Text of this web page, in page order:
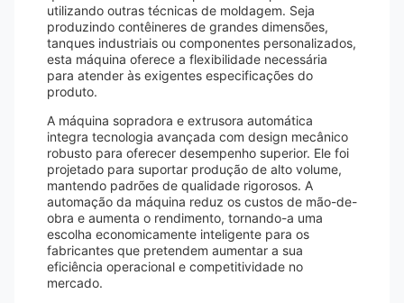
utilizando outras técnicas de moldagem. Seja
produzindo contêineres de grandes dimensões,
tanques industriais ou componentes personalizados,
esta máquina oferece a flexibilidade necessária
para atender às exigentes especificações do
produto.
A máquina sopradora e extrusora automática
integra tecnologia avançada com design mecânico
robusto para oferecer desempenho superior. Ele foi
projetado para suportar produção de alto volume,
mantendo padrões de qualidade rigorosos. A
automação da máquina reduz os custos de mão-de-
obra e aumenta o rendimento, tornando-a uma
escolha economicamente inteligente para os
fabricantes que pretendem aumentar a sua
eficiência operacional e competitividade no
mercado.